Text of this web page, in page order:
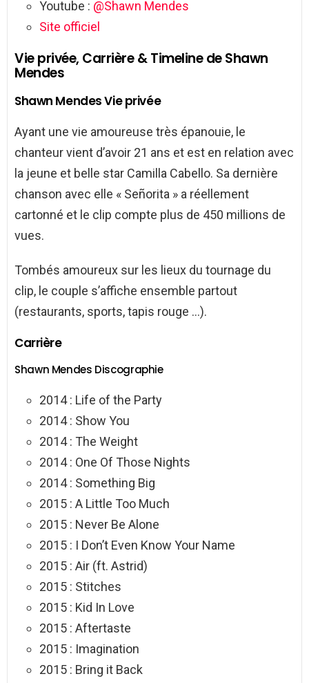
Youtube : @Shawn Mendes
Site officiel
Vie privée, Carrière & Timeline de Shawn
Mendes
Shawn Mendes Vie privée
Ayant une vie amoureuse très épanouie, le
chanteur vient d’avoir 21 ans et est en relation avec
la jeune et belle star Camilla Cabello. Sa dernière
chanson avec elle « Señorita » a réellement
cartonné et le clip compte plus de 450 millions de
vues.
Tombés amoureux sur les lieux du tournage du
clip, le couple s’affiche ensemble partout
(restaurants, sports, tapis rouge …).
Carrière
Shawn Mendes Discographie
2014 : Life of the Party
2014 : Show You
2014 : The Weight
2014 : One Of Those Nights
2014 : Something Big
2015 : A Little Too Much
2015 : Never Be Alone
2015 : I Don’t Even Know Your Name
2015 : Air (ft. Astrid)
2015 : Stitches
2015 : Kid In Love
2015 : Aftertaste
2015 : Imagination
2015 : Bring it Back